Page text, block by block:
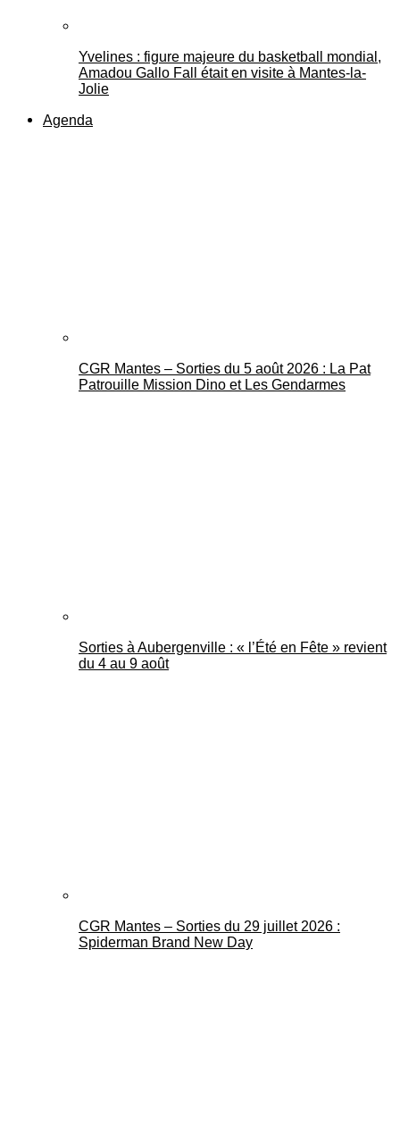
Yvelines : figure majeure du basketball mondial,
Amadou Gallo Fall était en visite à Mantes-la-
Jolie
Agenda
CGR Mantes – Sorties du 5 août 2026 : La Pat
Patrouille Mission Dino et Les Gendarmes
Sorties à Aubergenville : « l’Été en Fête » revient
du 4 au 9 août
CGR Mantes – Sorties du 29 juillet 2026 :
Spiderman Brand New Day